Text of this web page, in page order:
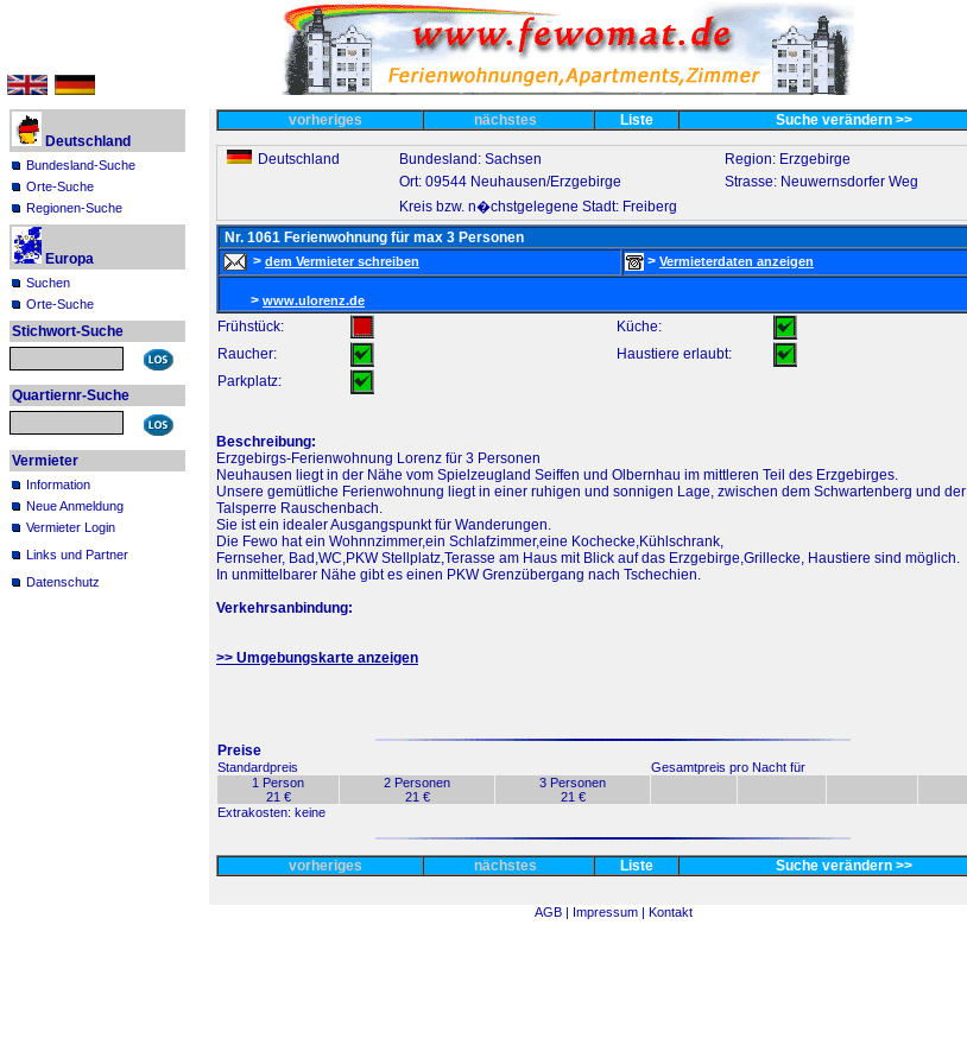
Deutschland
Bundesland-Suche
Orte-Suche
Regionen-Suche
Europa
Suchen
Orte-Suche
Stichwort-Suche
Quartiernr-Suche
Vermieter
Information
Neue Anmeldung
Vermieter Login
Links und Partner
Datenschutz
vorheriges nächstes Liste Suche verändern >>
Deutschland Bundesland: Sachsen
Region: Erzgebirge
Ort: 09544 Neuhausen/Erzgebirge
Strasse: Neuwernsdorfer Weg
Kreis bzw. n�chstgelegene Stadt: Freiberg
Nr. 1061 Ferienwohnung für max 3 Personen
> dem Vermieter schreiben > Vermieterdaten anzeigen
> www.ulorenz.de
Frühstück:
Küche:
Raucher:
Haustiere erlaubt:
Parkplatz:
Beschreibung:
Erzgebirgs-Ferienwohnung Lorenz für 3 Personen
Neuhausen liegt in der Nähe vom Spielzeugland Seiffen und Olbernhau im mittleren Teil des Erzgebirges.
Unsere gemütliche Ferienwohnung liegt in einer ruhigen und sonnigen Lage, zwischen dem Schwartenberg und der
Talsperre Rauschenbach.
Sie ist ein idealer Ausgangspunkt für Wanderungen.
Die Fewo hat ein Wohnnzimmer,ein Schlafzimmer,eine Kochecke,Kühlschrank,
Fernseher, Bad,WC,PKW Stellplatz,Terasse am Haus mit Blick auf das Erzgebirge,Grillecke, Haustiere sind möglich.
In unmittelbarer Nähe gibt es einen PKW Grenzübergang nach Tschechien.
Verkehrsanbindung:
>> Umgebungskarte anzeigen
Preise
Standardpreis
Gesamtpreis pro Nacht für
1 Person
21 €
2 Personen
21 €
3 Personen
21 €
Extrakosten: keine
vorheriges nächstes Liste Suche verändern >>
AGB | Impressum | Kontakt